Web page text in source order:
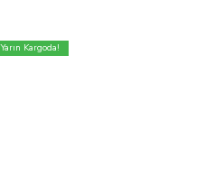
Yarın Kargoda!